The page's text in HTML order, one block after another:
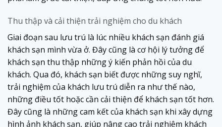
Thu thập và cải thiện trải nghiệm cho du khách
Giai đoạn sau lưu trú là lúc nhiều khách sạn đánh giá
khách sạn mình vừa ở. Đây cũng là cơ hội lý tưởng để
khách sạn thu thập những ý kiến phản hồi của du
khách. Qua đó, khách sạn biết được những suy nghĩ,
trải nghiệm của khách lưu trú diễn ra như thế nào,
những điều tốt hoặc cần cải thiện để khách sạn tốt hơn.
Đây cũng là những cam kết của khách sạn khi xây dựng
hình ảnh khách sạn, giúp nâng cao trải nghiệm khách